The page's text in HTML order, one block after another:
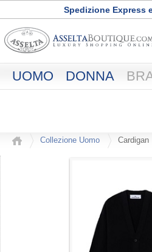
Spedizione Express
UOMO DONNA
Collezione Uomo Cardigan